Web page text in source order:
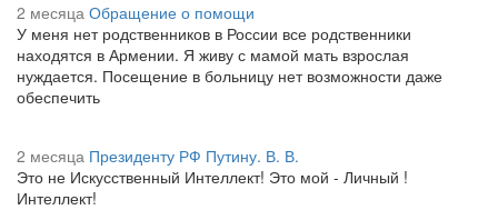
2 месяца Обращение о помощи
У меня нет родственников в России все родственники
находятся в Армении. Я живу с мамой мать взрослая
нуждается. Посещение в больницу нет возможности даже
обеспечить
2 месяца Президенту РФ Путину. В. В.
Это не Искусственный Интеллект! Это мой - Личный !
Интеллект!